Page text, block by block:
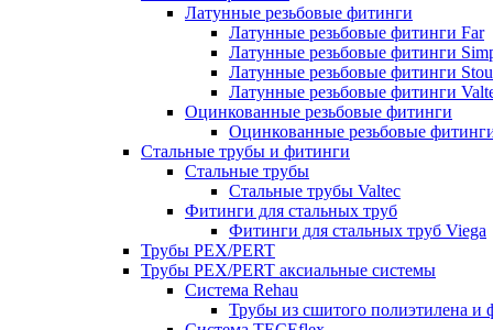
Латунные резьбовые фитинги
Латунные резьбовые фитинги Far
Латунные резьбовые фитинги
Латунные резьбовые фитинги
Латунные резьбовые фитинги
Оцинкованные резьбовые фитинги
Оцинкованные резьбовые
Стальные трубы и фитинги
Стальные трубы
Стальные трубы Valtec
Фитинги для стальных труб
Фитинги для стальных труб Viega
Трубы PEX/PERT
Трубы PEX/PERT аксиальные системы
Система Rehau
Трубы из сшитого полиэтилена и